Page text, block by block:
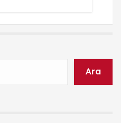
Ara